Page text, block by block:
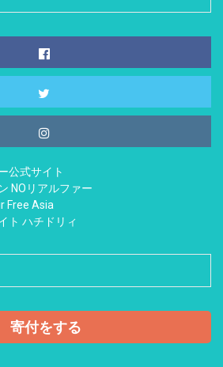
公式サイト
NOリアルファー
Free Asia
ト ハチドリィ
寄付をする